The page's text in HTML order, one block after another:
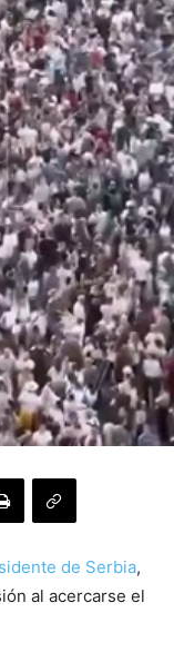
de Serbia,
al acercarse el